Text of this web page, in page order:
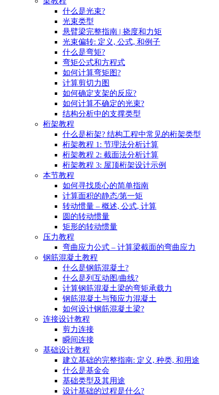
什么是光束?
光束类型
悬臂梁完整指南 | 挠度和力矩
光束偏转: 定义, 公式, 和例子
什么是弯矩?
弯矩公式和方程式
如何计算弯矩图?
计算剪切力图
如何确定支架的反应?
如何计算不确定的光束?
结构分析中的支撑类型
桁架教程
什么是桁架? 结构工程中常见的桁架类型
桁架教程 1: 节理法分析计算
桁架教程 2: 截面法分析计算
桁架教程 3: 屋顶桁架设计示例
本节教程
如何寻找质心的简单指南
计算面积的静态/第一矩
转动惯量 – 概述, 公式, 计算
圆的转动惯量
矩形的转动惯量
压力教程
弯曲应力公式 – 计算梁截面的弯曲应力
钢筋混凝土教程
什么是钢筋混凝土?
什么是列互动图/曲线?
计算钢筋混凝土梁的弯矩承载力
钢筋混凝土与预应力混凝土
如何设计钢筋混凝土梁?
连接设计教程
剪力连接
瞬间连接
基础设计教程
建立基础的完整指南: 定义, 种类, 和用途
什么是基金会
基础类型及其用途
设计基础的过程是什么?